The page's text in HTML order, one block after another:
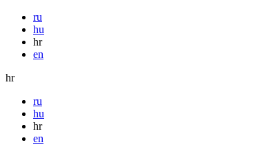
ru
hu
hr
en
hr
ru
hu
hr
en